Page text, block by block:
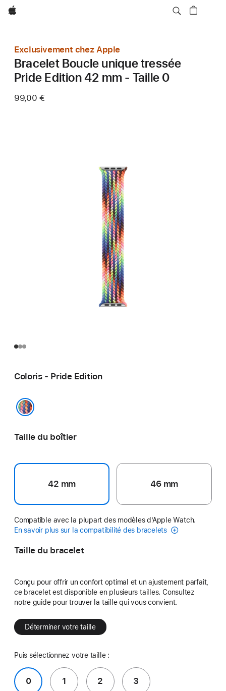
Apple
Exclusivement chez Apple
Bracelet Boucle unique tressée
Pride Edition 42 mm - Taille 0
99,00 €
Coloris - Pride Edition
Taille du boîtier
42 mm 46 mm
Compatible avec la plupart des modèles d’Apple Watch.
En savoir plus sur la compatibilité des bracelets
Taille du bracelet
Conçu pour offrir un confort optimal et un ajustement parfait,
ce bracelet est disponible en plusieurs tailles. Consultez
notre guide pour trouver la taille qui vous convient.
Déterminer votre taille
Puis sélectionnez votre taille :
0 1 2 3